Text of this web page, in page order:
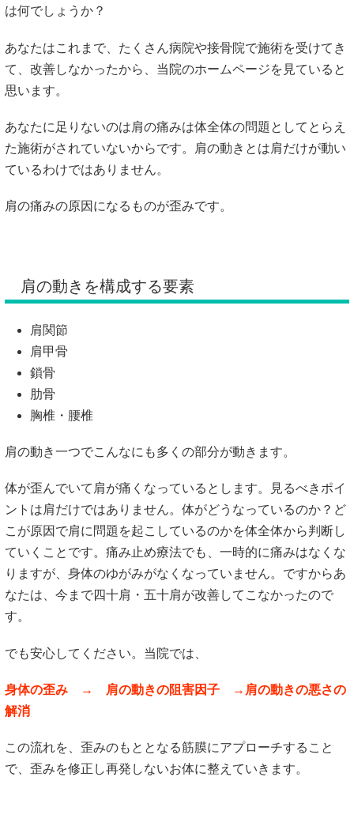
は何でしょうか？
あなたはこれまで、たくさん病院や接骨院で施術を受けてき
て、改善しなかったから、当院のホームページを見ていると
思います。
あなたに足りないのは肩の痛みは体全体の問題としてとらえ
た施術がされていないからです。肩の動きとは肩だけが動い
ているわけではありません。
肩の痛みの原因になるものが歪みです。
肩の動きを構成する要素
肩関節
肩甲骨
鎖骨
肋骨
胸椎・腰椎
肩の動き一つでこんなにも多くの部分が動きます。
体が歪んでいて肩が痛くなっているとします。見るべきポイ
ントは肩だけではありません。体がどうなっているのか？ど
こが原因で肩に問題を起こしているのかを体全体から判断し
ていくことです。痛み止め療法でも、一時的に痛みはなくな
りますが、身体のゆがみがなくなっていません。ですからあ
なたは、今まで四十肩・五十肩が改善してこなかったので
す。
でも安心してください。当院では、
身体の歪み → 肩の動きの阻害因子 →肩の動きの悪さの
解消
この流れを、歪みのもととなる筋膜にアプローチすること
で、歪みを修正し再発しないお体に整えていきます。